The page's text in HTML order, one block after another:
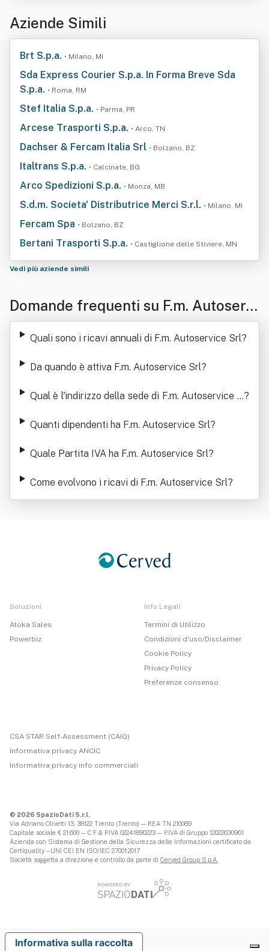
Aziende Simili
Brt S.p.a. • Milano, MI
Sda Express Courier S.p.a. In Forma Breve Sda
S.p.a. • Roma, RM
Stef Italia S.p.a. • Parma, PR
Arcese Trasporti S.p.a. • Arco, TN
Dachser & Fercam Italia Srl • Bolzano, BZ
Italtrans S.p.a. • Calcinate, BG
Arco Spedizioni S.p.a. • Monza, MB
S.d.m. Societa' Distributrice Merci S.r.l. • Milano, MI
Fercam Spa • Bolzano, BZ
Bertani Trasporti S.p.a. • Castiglione delle Stiviere, MN
Vedi più aziende simili
Domande frequenti su F.m. Autoservi
ce Srl
Quali sono i ricavi annuali di F.m. Autoservice Srl?
Da quando è attiva F.m. Autoservice Srl?
Qual è l'indirizzo della sede di F.m. Autoservice S?
Quanti dipendenti ha F.m. Autoservice Srl?
Quale Partita IVA ha F.m. Autoservice Srl?
Come evolvono i ricavi di F.m. Autoservice Srl?
Soluzioni
Atoka Sales
Powerbiz
Info Legali
Termini di Utilizzo
Condizioni d'uso/Disclaimer
Cookie Policy
Privacy Policy
Preferenze consenso
CSA STAR Self-Assessment (CAIQ)
Informativa privacy ANCIC
Informativa privacy info commerciali
© 2026 SpazioDati S.r.l.
Via Adriano Olivetti 13, 38122 Trento (Trento) — REA TN 210089
Capitale sociale € 21.600 — C.F & P.IVA 02241890223 — P.IVA di Gruppo 12022630961
Azienda con Sistema di Gestione della Sicurezza delle Informazioni certificato da
Certiquality – UNI CEI EN ISO/IEC 27001:2017
Società soggetta a direzione e controllo da parte di Cerved Group S.p.A.
Informativa sulla raccolta